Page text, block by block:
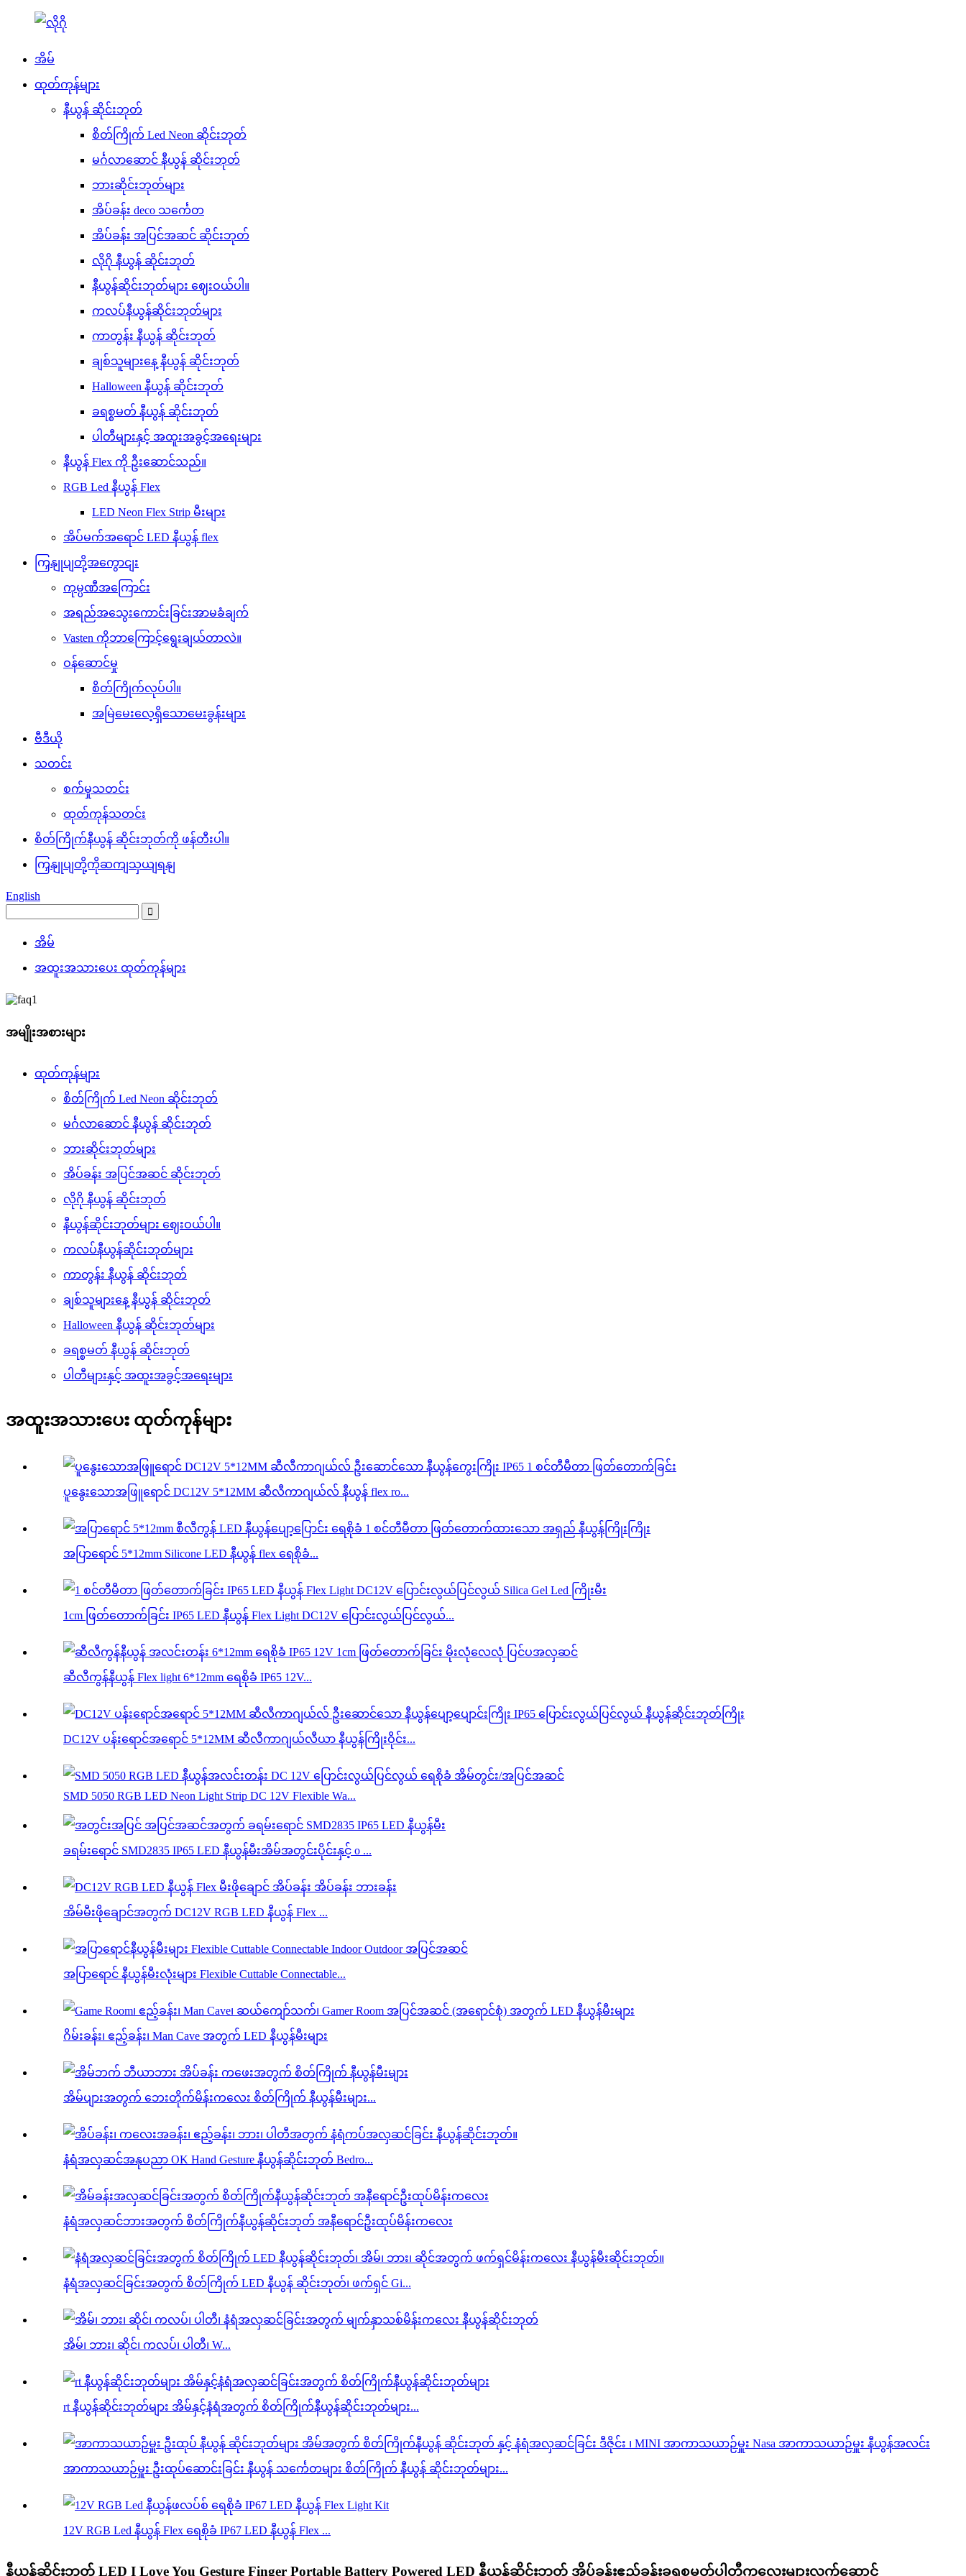
အိမ်
ထုတ်ကုန်များ
နီယွန် ဆိုင်းဘုတ်
စိတ်ကြိုက် Led Neon ဆိုင်းဘုတ်
မင်္ဂလာဆောင် နီယွန် ဆိုင်းဘုတ်
ဘားဆိုင်းဘုတ်များ
အိပ်ခန်း deco သင်္ကေတ
အိပ်ခန်း အပြင်အဆင် ဆိုင်းဘုတ်
လိုဂို နီယွန် ဆိုင်းဘုတ်
နီယွန်ဆိုင်းဘုတ်များ ဈေးဝယ်ပါ။
ကလပ်နီယွန်ဆိုင်းဘုတ်များ
ကာတွန်း နီယွန် ဆိုင်းဘုတ်
ချစ်သူများနေ့ နီယွန် ဆိုင်းဘုတ်
Halloween နီယွန် ဆိုင်းဘုတ်
ခရစ္စမတ် နီယွန် ဆိုင်းဘုတ်
ပါတီများနှင့် အထူးအခွင့်အရေးများ
နီယွန် Flex ကို ဦးဆောင်သည်။
RGB Led နီယွန် Flex
LED Neon Flex Strip မီးများ
အိပ်မက်အရောင် LED နီယွန် flex
ကြှနျုပျတို့အကွောငျး
ကုမ္ပဏီအကြောင်း
အရည်အသွေးကောင်းခြင်းအာမခံချက်
Vasten ကိုဘာကြောင့်ရွေးချယ်တာလဲ။
ဝန်ဆောင်မှု
စိတ်ကြိုက်လုပ်ပါ။
အမြဲမေးလေ့ရှိသောမေးခွန်းများ
ဗီဒီယို
သတင်း
စက်မှုသတင်း
ထုတ်ကုန်သတင်း
စိတ်ကြိုက်နီယွန် ဆိုင်းဘုတ်ကို ဖန်တီးပါ။
ကြှနျုပျတို့ကိုဆကျသှယျရနျ
English
အိမ်
အထူးအသားပေး ထုတ်ကုန်များ
အမျိုးအစားများ
ထုတ်ကုန်များ
စိတ်ကြိုက် Led Neon ဆိုင်းဘုတ်
မင်္ဂလာဆောင် နီယွန် ဆိုင်းဘုတ်
ဘားဆိုင်းဘုတ်များ
အိပ်ခန်း အပြင်အဆင် ဆိုင်းဘုတ်
လိုဂို နီယွန် ဆိုင်းဘုတ်
နီယွန်ဆိုင်းဘုတ်များ ဈေးဝယ်ပါ။
ကလပ်နီယွန်ဆိုင်းဘုတ်များ
ကာတွန်း နီယွန် ဆိုင်းဘုတ်
ချစ်သူများနေ့ နီယွန် ဆိုင်းဘုတ်
Halloween နီယွန် ဆိုင်းဘုတ်များ
ခရစ္စမတ် နီယွန် ဆိုင်းဘုတ်
ပါတီများနှင့် အထူးအခွင့်အရေးများ
အထူးအသားပေး ထုတ်ကုန်များ
ပူနွေးသောအဖြူရောင် DC12V 5*12MM ဆီလီကာဂျယ်လ် နီယွန် flex ro...
အပြာရောင် 5*12mm Silicone LED နီယွန် flex ရေစိုခံ...
1cm ဖြတ်တောက်ခြင်း IP65 LED နီယွန် Flex Light DC12V ပြောင်းလွယ်ပြင်လွယ်...
ဆီလီကွန်နီယွန် Flex light 6*12mm ရေစိုခံ IP65 12V...
DC12V ပန်းရောင်အရောင် 5*12MM ဆီလီကာဂျယ်လီယာ နီယွန်ကြိုးဝိုင်း...
SMD 5050 RGB LED Neon Light Strip DC 12V Flexible Wa...
ခရမ်းရောင် SMD2835 IP65 LED နီယွန်မီးအိမ်အတွင်းပိုင်းနှင့် o ...
အိမ်မီးဖိုချောင်အတွက် DC12V RGB LED နီယွန် Flex ...
အပြာရောင် နီယွန်မီးလုံးများ Flexible Cuttable Connectable...
ဂိမ်းခန်း၊ ဧည့်ခန်း၊ Man Cave အတွက် LED နီယွန်မီးများ
အိမ်ပျားအတွက် ဘေးတိုက်မိန်းကလေး စိတ်ကြိုက် နီယွန်မီးများ...
နံရံအလှဆင်အနုပညာ OK Hand Gesture နီယွန်ဆိုင်းဘုတ် Bedro...
နံရံအလှဆင်ဘားအတွက် စိတ်ကြိုက်နီယွန်ဆိုင်းဘုတ် အနီရောင်ဦးထုပ်မိန်းကလေး
နံရံအလှဆင်ခြင်းအတွက် စိတ်ကြိုက် LED နီယွန် ဆိုင်းဘုတ်၊ ဖက်ရှင် Gi...
အိမ်၊ ဘား၊ ဆိုင်၊ ကလပ်၊ ပါတီ၊ W...
rt နီယွန်ဆိုင်းဘုတ်များ အိမ်နှင့်နံရံအတွက် စိတ်ကြိုက်နီယွန်ဆိုင်းဘုတ်များ...
အာကာသယာဉ်မှူး ဦးထုပ်ဆောင်းခြင်း နီယွန် သင်္ကေတများ စိတ်ကြိုက် နီယွန် ဆိုင်းဘုတ်များ...
12V RGB Led နီယွန် Flex ရေစိုခံ IP67 LED နီယွန် Flex ...
နီယွန်ဆိုင်းဘုတ် LED I Love You Gesture Finger Portable Battery Powered LED နီယွန်ဆိုင်းဘုတ် အိပ်ခန်းဧည့်ခန်းခရစ္စမတ်ပါတီကလေးများလက်ဆောင်